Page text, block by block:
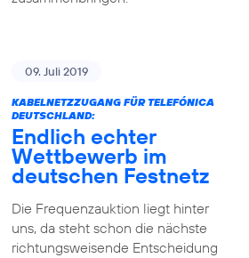
09. Juli 2019
KABELNETZZUGANG FÜR TELEFÓNICA
DEUTSCHLAND:
Endlich echter
Wettbewerb im
deutschen Festnetz
Die Frequenzauktion liegt hinter
uns, da steht schon die nächste
richtungsweisende Entscheidung